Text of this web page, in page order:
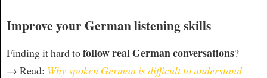
Improve your German listening skills
Finding it hard tofollow real German conversations?
→ Read: Why spoken German is difficult to understand